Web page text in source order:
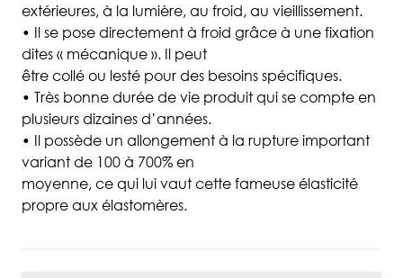
extérieures, à la lumière, au froid, au vieillissement.
• Il se pose directement à froid grâce à une fixation
dites « mécanique ». Il peut
être collé ou lesté pour des besoins spécifiques.
• Très bonne durée de vie produit qui se compte en
plusieurs dizaines d’années.
• Il possède un allongement à la rupture important
variant de 100 à 700% en
moyenne, ce qui lui vaut cette fameuse élasticité
propre aux élastomères.